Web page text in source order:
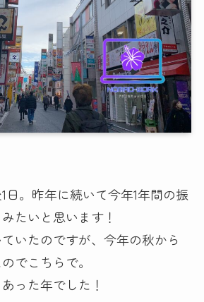
日。昨年に続いて今年1年間の振
たいと思います！
いたのですが、今年の秋から
でこちらで。
った年でした！